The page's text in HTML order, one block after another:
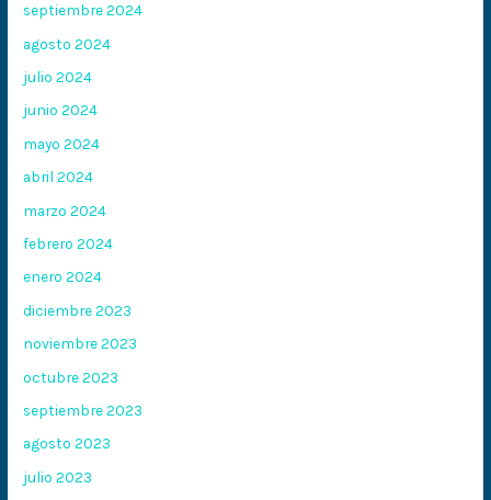
septiembre 2024
agosto 2024
julio 2024
junio 2024
mayo 2024
abril 2024
marzo 2024
febrero 2024
enero 2024
diciembre 2023
noviembre 2023
octubre 2023
septiembre 2023
agosto 2023
julio 2023